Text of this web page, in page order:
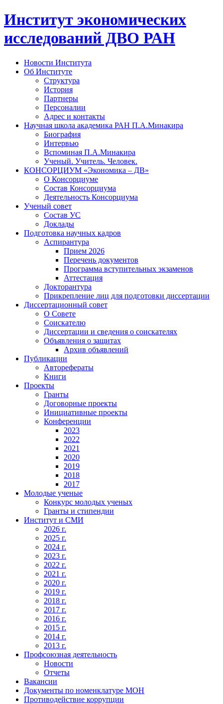
Институт экономических
исследований ДВО РАН
Новости Института
Об Институте
Структура
История
Партнеры
Персоналии
Адрес и контакты
Научная школа академика РАН П.А.Минакира
Биография
Интервью
Вспоминая П.А.Минакира
Ученый. Учитель. Человек.
КОНСОРЦИУМ «Экономика – ДВ»
О Консорциуме
Состав Консорциума
Деятельность Консорциума
Ученый совет
Состав УС
Доклады
Подготовка научных кадров
Аспирантура
Прием 2026
Перечень документов
Программа вступительных экзаменов
Аттестация
Докторантура
Прикрепление лиц для подготовки диссертации
Диссертационный совет
О Совете
Соискателю
Диссертации и сведения о соискателях
Объявления о защитах
Архив объявлений
Публикации
Авторефераты
Книги
Проекты
Гранты
Договорные проекты
Инициативные проекты
Конференции
2023
2022
2021
2020
2019
2018
2017
Молодые ученые
Конкурс молодых ученых
Гранты и стипендии
Институт и СМИ
2026 г.
2025 г.
2024 г.
2023 г.
2022 г.
2021 г.
2020 г.
2019 г.
2018 г.
2017 г.
2016 г.
2015 г.
2014 г.
2013 г.
Профсоюзная деятельность
Новости
Отчеты
Вакансии
Документы по номенклатуре МОН
Противодействие коррупции